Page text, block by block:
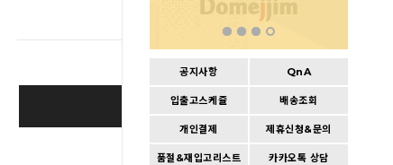
공지사항 QnA
입출고스케쥴 배송조회
개인결제 제휴신청&문의
품절&재입고리스트 카카오톡 상담
BUY IT NOW
Cart | Wishlist